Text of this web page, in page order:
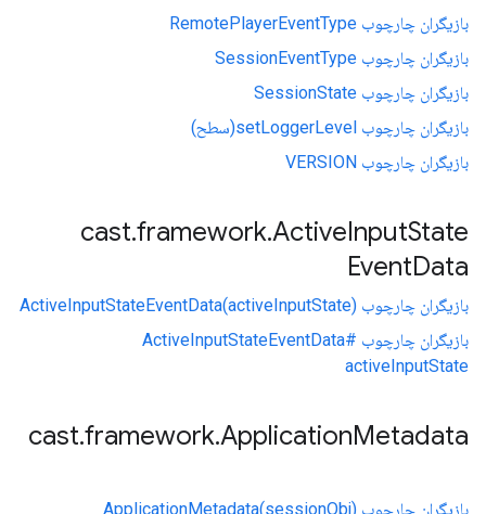
بازیگران چارچوب RemotePlayerEventType
بازیگران چارچوب SessionEventType
بازیگران چارچوب SessionState
بازیگران چارچوب setLoggerLevel(سطح)
بازیگران چارچوب VERSION
cast.framework.ActiveInputState
EventData
بازیگران چارچوب ActiveInputStateEventData(activeInputState)
بازیگران چارچوب ActiveInputStateEventData#
activeInputState
cast.framework.ApplicationMetadata
بازیگران چارچوب ApplicationMetadata(sessionObj)